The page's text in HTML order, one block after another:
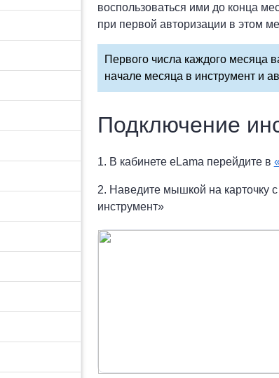
воспользоваться ими до конца
при первой авторизации в этом
Первого числа каждого месяца
начале месяца в инструмент и
Подключение
1. В кабинете eLama перейдите в
2. Наведите мышкой на карточку
инструмент»